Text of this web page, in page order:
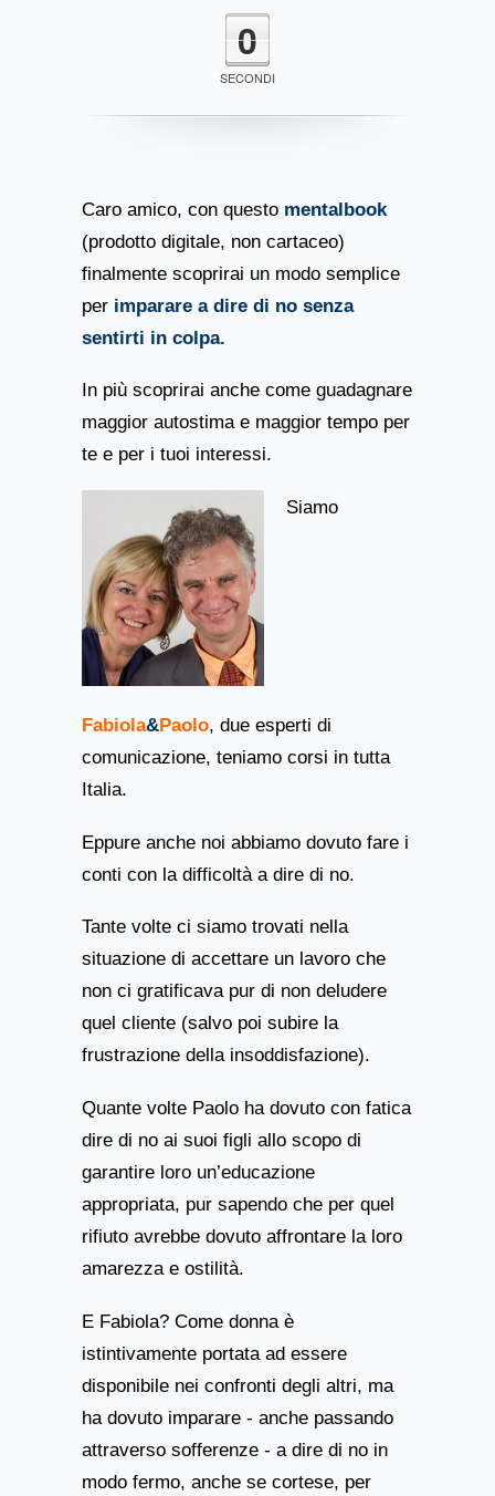
0
SECONDI
Caro amico, con questo mentalbook
(prodotto digitale, non cartaceo)
finalmente scoprirai un modo semplice
per imparare a dire di no senza
sentirti in colpa.
In più scoprirai anche come guadagnare
maggior autostima e maggior tempo per
te e per i tuoi interessi.
Siamo
Fabiola&Paolo, due esperti di
comunicazione, teniamo corsi in tutta
Italia.
Eppure anche noi abbiamo dovuto fare i
conti con la difficoltà a dire di no.
Tante volte ci siamo trovati nella
situazione di accettare un lavoro che
non ci gratificava pur di non deludere
quel cliente (salvo poi subire la
frustrazione della insoddisfazione).
Quante volte Paolo ha dovuto con fatica
dire di no ai suoi figli allo scopo di
garantire loro un’educazione
appropriata, pur sapendo che per quel
rifiuto avrebbe dovuto affrontare la loro
amarezza e ostilità.
E Fabiola? Come donna è
istintivamente portata ad essere
disponibile nei confronti degli altri, ma
ha dovuto imparare - anche passando
attraverso sofferenze - a dire di no in
modo fermo, anche se cortese, per